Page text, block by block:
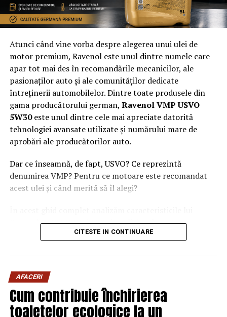
Atunci când vine vorba despre alegerea unui ulei de
motor premium, Ravenol este unul dintre numele care
apar tot mai des în recomandările mecanicilor, ale
pasionaților auto și ale comunităților dedicate
întreținerii automobilelor. Dintre toate produsele din
gama producătorului german, Ravenol VMP USVO
5W30este unul dintre cele mai apreciate datorită
tehnologiei avansate utilizate și numărului mare de
aprobări ale producătorilor auto.
Dar ce înseamnă, de fapt, USVO? Ce reprezintă
denumirea VMP? Pentru ce motoare este recomandat
acest ulei și când merită să îl alegi?
Ravenol VMP USVO 5W30 și explicăm de ce este
considerat unul dintre cele mai performante uleiuri de
Ravenol este un producător german de lubrifianți
fondat în anul 1946 și recunoscut la nivel internațional
pentru dezvoltarea deuleiuri de motor premium
CITESTE IN CONTINUARE
AFACERI
Cum contribuie închirierea
toaletelor ecologice la un